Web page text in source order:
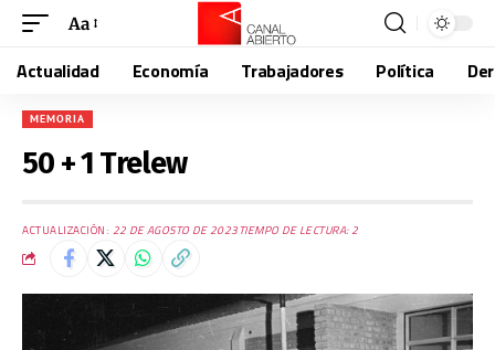
Aa
Actualidad Economía Trabajadores Política
MEMORIA
50 + 1 Trelew
ACTUALIZACIÓN: 22 DE AGOSTO DE 2023TIEMPO DE LECTURA: 2